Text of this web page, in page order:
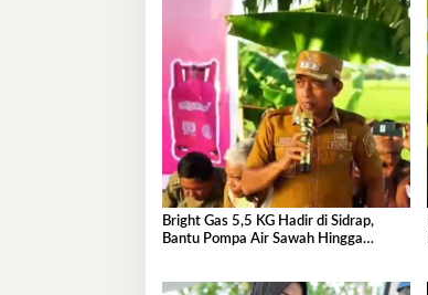
Bright Gas 5,5 KG Hadir di Sidrap,
Bantu Pompa Air Sawah Hingga